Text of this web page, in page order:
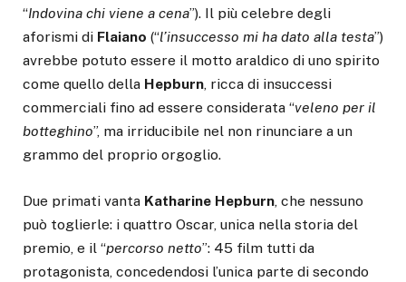
“Indovina chi viene a cena”). Il più celebre degli
aforismi di Flaiano (“l’insuccesso mi ha dato alla testa”)
avrebbe potuto essere il motto araldico di uno spirito
come quello della Hepburn, ricca di insuccessi
commerciali fino ad essere considerata “veleno per il
botteghino”, ma irriducibile nel non rinunciare a un
grammo del proprio orgoglio.
Due primati vanta Katharine Hepburn , che nessuno
può toglierle: i quattro Oscar, unica nella storia del
premio, e il “percorso netto”: 45 film tutti da
protagonista, concedendosi l’unica parte di secondo